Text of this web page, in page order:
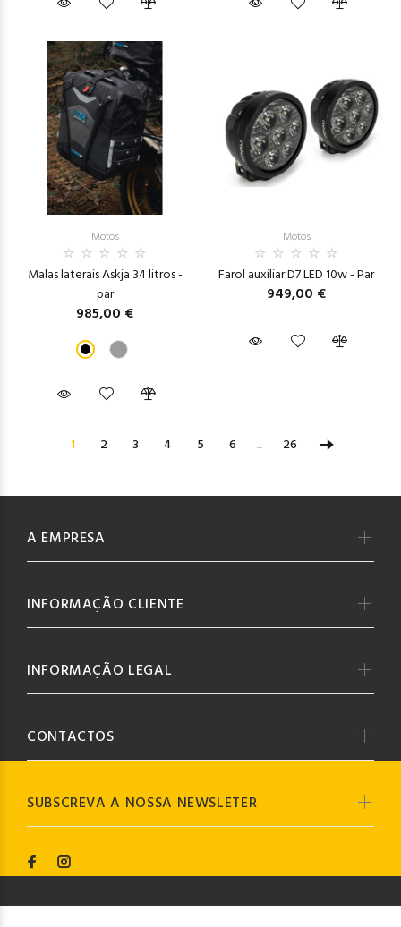
Motos
Malas laterais Askja 34 litros -
par
985,00 €
Motos
Farol auxiliar D7 LED 10w - Par
949,00 €
1 2 3 4 5 6 ... 26
SUBSCREVA A NOSSA NEWSLETER
A EMPRESA
INFORMAÇÃO CLIENTE
INFORMAÇÃO LEGAL
CONTACTOS